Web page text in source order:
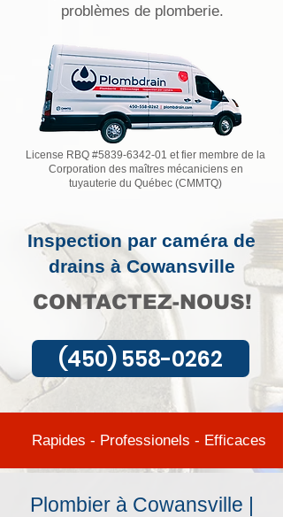
problèmes de plomberie.
License RBQ #5839-6342-01 et fier membre de la
Corporation des maîtres mécaniciens en
tuyauterie du Québec (CMMTQ)
Inspection par caméra de
drains à Cowansville
CONTACTEZ-NOUS!
(450) 558-0262
Rapides - Professionels - Efficaces
Plombier à Cowansville |